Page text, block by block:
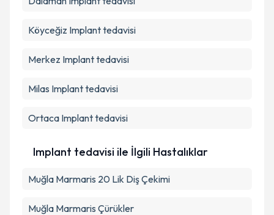
Köyceğiz Implant tedavisi
Merkez Implant tedavisi
Milas Implant tedavisi
Ortaca Implant tedavisi
Implant tedavisi ile İlgili Hastalıklar
Muğla Marmaris 20 Lik Diş Çekimi
Muğla Marmaris Çürükler